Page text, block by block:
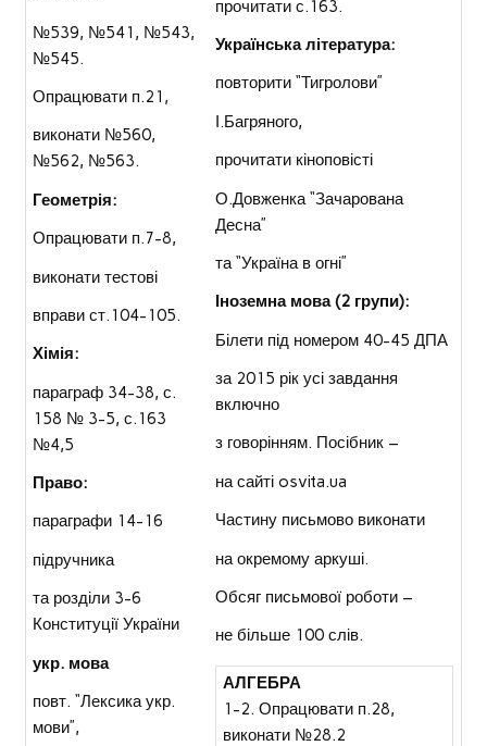
№539, №541, №543,
№545.
Опрацювати п.21,
виконати №560,
№562, №563.
Геометрія:
Опрацювати п.7-8,
виконати тестові
вправи ст.104-105.
Хімія:
параграф 34-38, с.
158 № 3-5, с.163
№4,5
Право:
параграфи 14-16
підручника
та розділи 3-6
Конституції України
укр. мова
повт. “Лексика укр.
мови”,
прочитати с.163.
Українська література:
повторити “Тигролови”
І.Багряного,
прочитати кіноповісті
О.Довженка “Зачарована
Десна”
та “Україна в огні”
Іноземна мова (2 групи):
Білети під номером 40-45 ДПА
за 2015 рік усі завдання
включно
з говорінням. Посібник –
на сайті osvita.ua
Частину письмово виконати
на окремому аркуші.
Обсяг письмової роботи –
не більше 100 слів.
АЛГЕБРА
1-2. Опрацювати п.28,
виконати №28.2